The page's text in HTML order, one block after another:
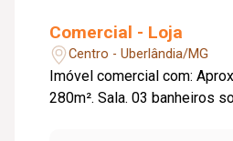
Comercial - Loja
Centro - Uberlândia/MG
Imóvel comercial com:
280m². Sala. 03 banheiros